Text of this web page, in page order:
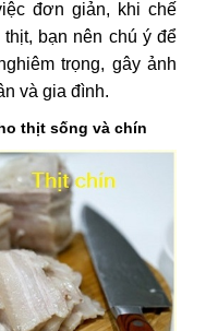
đơn giản, khi chế
bạn nên chú ý để
trọng, gây ảnh
và gia đình.
thịt sống và chín